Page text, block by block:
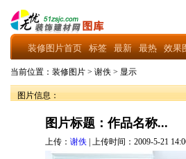
装修图片首页 标签 最新 最热 效果
当前位置： 装修图片 > 谢佚 > 显示
图片信息：
图片标题：作品名称...
上传： 谢佚 | 上传时间：2009-5-21